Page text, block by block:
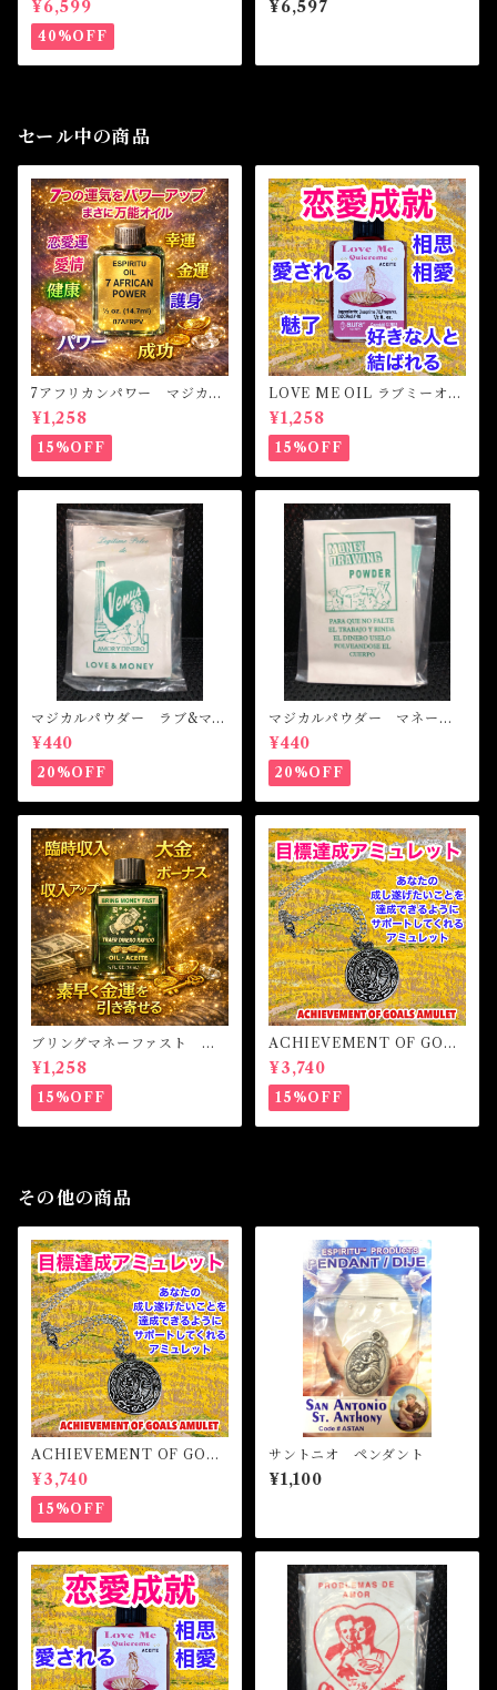
racelet
¥6,599
40%OFF
¥6,597
セール中の商品
7アフリカンパワー マジカル
オイル・魔女オイル 7AFRI
CAN POWERS Magical Oil
¥1,258
15%OFF
LOVE ME OIL ラブミーオイ
ル -相思相愛・愛される-
¥1,258
15%OFF
マジカルパウダー ラブ&マネ
ー Magical Powder LOVE
&MONEY
¥440
20%OFF
マジカルパウダー マネード
ローイング Magical Powde
r MONEY DRAWING
¥440
20%OFF
ブリングマネーファスト マ
ジカルオイル・魔女オイル B
RING MONEY FAST Magi
cal Oil
¥1,258
15%OFF
ACHIEVEMENT OF GOAL
S AMULET -あなたを目標達
成へと導くアミュレット-
¥3,740
15%OFF
その他の商品
ACHIEVEMENT OF GOAL
S AMULET -あなたを目標達
成へと導くアミュレット-
¥3,740
15%OFF
サントニオ ペンダント
¥1,100